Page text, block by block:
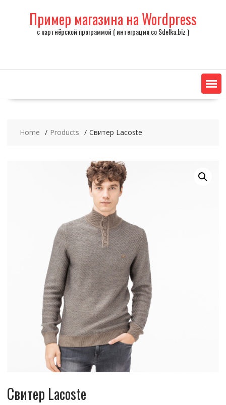
Пример магазина на Wordpress
с партнёрской программой ( интеграция со Sdelka.biz )
Home Products Свитер Lacoste
Свитер Lacoste